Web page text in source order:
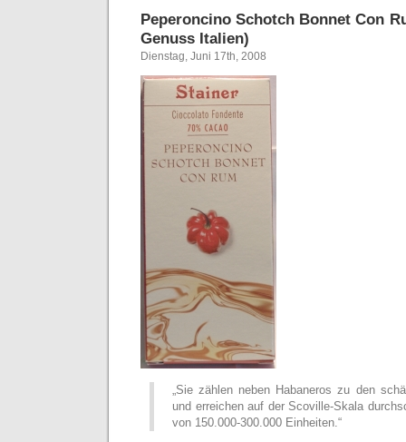
Peperoncino Schotch Bonnet Con
Genuss Italien)
Dienstag, Juni 17th, 2008
„Sie zählen neben Habaneros zu den
und erreichen auf der Scoville-Skala
von 150.000-300.000 Einheiten.“